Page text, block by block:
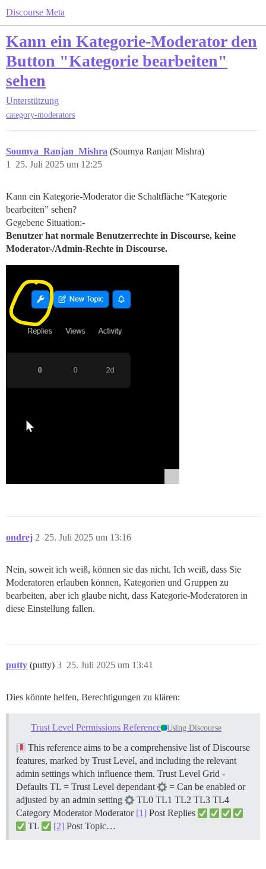
Discourse Meta
Kann ein Kategorie-Moderator den
Button "Kategorie bearbeiten"
sehen
Unterstützung
category-moderators
Soumya_Ranjan_Mishra (Soumya Ranjan Mishra)
25. Juli 2025 um 12:25
1
Kann ein Kategorie-Moderator die Schaltfläche “Kategorie
bearbeiten” sehen?
Gegebene Situation:-
Benutzer hat normale Benutzerrechte in Discourse, keine
Moderator-/Admin-Rechte in Discourse.
ondrej 25. Juli 2025 um 13:16
2
Nein, soweit ich weiß, können sie das nicht. Ich weiß, dass Sie
Moderatoren erlauben können, Kategorien und Gruppen zu
bearbeiten, aber ich glaube nicht, dass Kategorie-Moderatoren in
diese Einstellung fallen.
putty (putty) 25. Juli 2025 um 13:41
3
Dies könnte helfen, Berechtigungen zu klären:
Trust Level Permissions Reference Using Discourse
This reference aims to be a comprehensive list of Discourse
features, marked by Trust Level, and including the relevant
admin settings which influence them. Trust Level Grid -
Defaults TL = Trust Level dependant
= Can be enabled or
adjusted by an admin setting
TL0 TL1 TL2 TL3 TL4
Category Moderator Moderator [1] Post Replies
TL
[2] Post Topic…